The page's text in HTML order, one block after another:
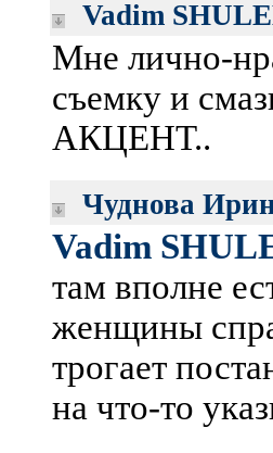
Vadim
Мне лично-
съемку и
АКЦЕНТ..
Чуднова
Vadim
там вполне
женщины
трогает
на что-то